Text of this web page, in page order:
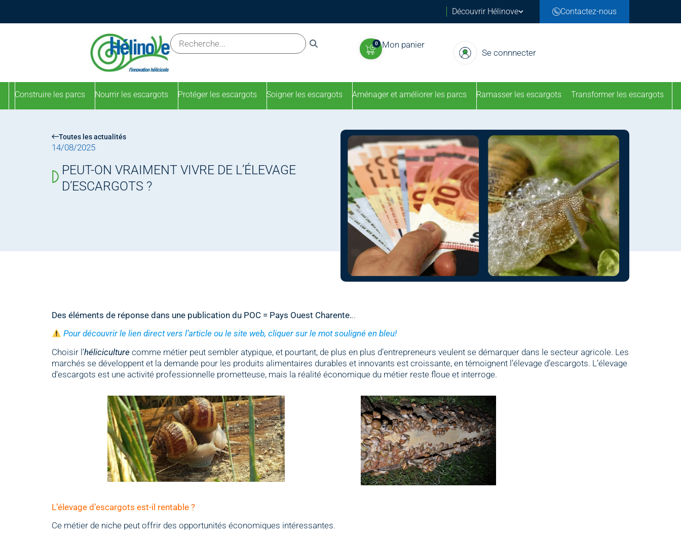
Découvrir Hélinove Contactez-nous
0 Mon panier
Se connnecter
Construire les parcs Nourrir les escargots Protéger les escargots Soigner les escargots Aménager et améliorer les parcs Ramasser les escargots Transformer les escargots
Toutes les actualités
14/08/2025
PEUT-ON VRAIMENT VIVRE DE L’ÉLEVAGE
D’ESCARGOTS ?
Des éléments de réponse dans une publication du POC = Pays Ouest Charente...
Pour découvrir le lien direct vers l’article ou le site web, cliquer sur le mot souligné en bleu!
Choisir l’héliciculture comme métier peut sembler atypique, et pourtant, de plus en plus d’entrepreneurs veulent se démarquer dans le secteur agricole. Les
marchés se développent et la demande pour les produits alimentaires durables et innovants est croissante, en témoignent l’élevage d’escargots. L’élevage
d’escargots est une activité professionnelle prometteuse, mais la réalité économique du métier reste floue et interroge.
L’élevage d’escargots est-il rentable ?
Ce métier de niche peut offrir des opportunités économiques intéressantes.